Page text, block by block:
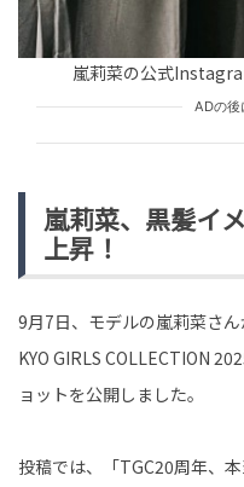
「何様のつも
判的な声相次
HUMAN（話題の
tend
嵐莉菜の公式
ADの後
嵐莉菜、黒髪イ
上昇！
9月7日、モデルの嵐莉菜さ
KYO GIRLS COLLECTION
ョットを公開しました。
投稿では、「TGC20周年、